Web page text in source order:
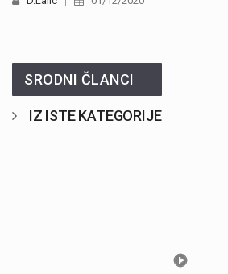
SRODNI ČLANCI
IZ ISTE KATEGORIJE